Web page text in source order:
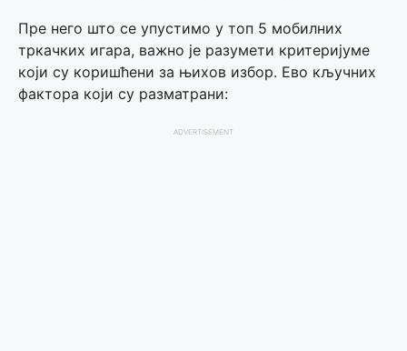
Пре него што се упустимо у топ 5 мобилних
тркачких игара, важно је разумети критеријуме
који су коришћени за њихов избор. Ево кључних
фактора који су разматрани:
ADVERTISEMENT